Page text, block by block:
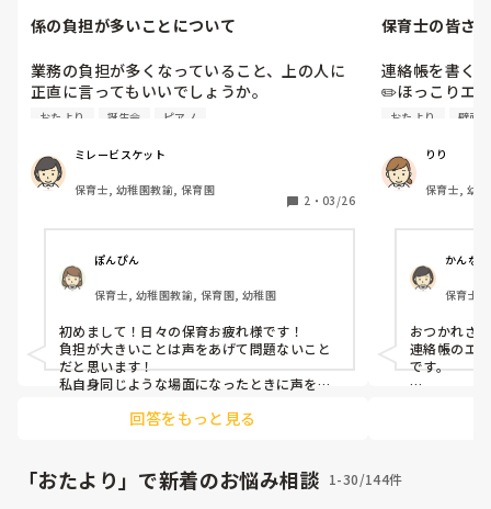
係の負担が多いことについて
業務の負担が多くなっていること、上の人に
正直に言ってもいいでしょうか。
お誕生日会司会やピアノ、おたより、掲示板
年数も重ねていることで免除になっていまし
た。でも今年度は人が足りなくて担任は全員
入らないといけないとのことでした。
給料そのままで、係も増えて、時短だから結
局準備とかの時間も少なくて、、だとやって
られないです。
誰かがやらなければいけないのはわかってい
ますが、負担が多きいので変えて欲しいこ
と、伝えてもいいでしょうか。
おたより 誕生会 ピアノ
ミレービスケット
保育士, 幼稚園教諭, 保育園
2 ・ 03/26
ぽんぴん
保育士, 幼稚園教諭, 保育園, 幼稚園
初めまして！日々の保育お疲れ様です！
負担が大きいことは声をあげて問題ないこと
だと思います！
私自身同じような場面になったときに声をあ
験があります😂回答をもっと見る
保育士の皆さ
連絡帳を書く
✏️ほっこりエ
ド、保護者に
です。不器用
😰皆さんの『
手…』な業務
おたより 壁面
りり
保育士, 幼
かんな
保育士,
おつかれさ
連絡帳のエ
です。
「おたより」で新着のお悩み相談 1-30/144件